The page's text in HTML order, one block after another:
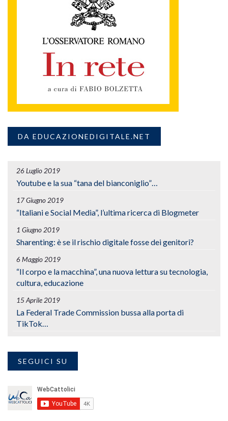
DA EDUCAZIONEDIGITALE.NET
26 Luglio 2019
Youtube e la sua “tana del bianconiglio”…
17 Giugno 2019
“Italiani e Social Media”, l’ultima ricerca di Blogmeter
1 Giugno 2019
Sharenting: è se il rischio digitale fosse dei genitori?
6 Maggio 2019
“Il corpo e la macchina”, una nuova lettura su tecnologia,
cultura, educazione
15 Aprile 2019
La Federal Trade Commission bussa alla porta di
TikTok…
SEGUICI SU